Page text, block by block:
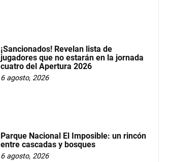
¡Sancionados! Revelan lista de
jugadores que no estarán en la jornada
cuatro del Apertura 2026
6 agosto, 2026
Parque Nacional El Imposible: un rincón
entre cascadas y bosques
6 agosto, 2026